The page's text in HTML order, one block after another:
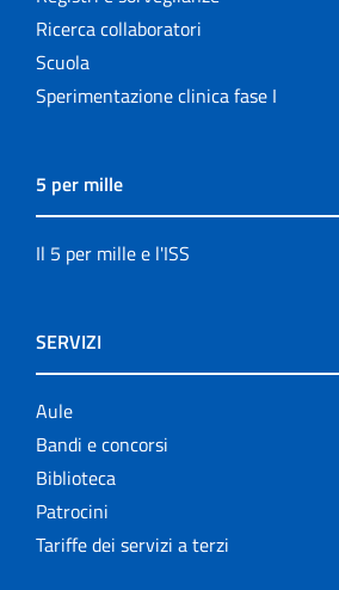
Ricerca collaboratori
Scuola
Sperimentazione clinica fase I
5 per mille
Il 5 per mille e l'ISS
SERVIZI
Aule
Bandi e concorsi
Biblioteca
Patrocini
Tariffe dei servizi a terzi